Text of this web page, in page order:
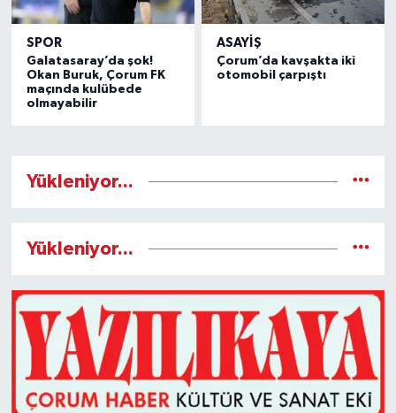
SPOR
Galatasaray’da şok!
Okan Buruk, Çorum FK
maçında kulübede
olmayabilir
ASAYIŞ
Çorum’da kavşakta iki
otomobil çarpıştı
Yükleniyor...
Yükleniyor...